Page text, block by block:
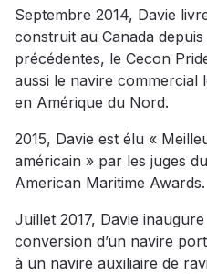
Septembre 2014, Davie
construit au Canada
précédentes, le Cecon
aussi le navire commercial
en Amérique du Nord.
2015, Davie est élu «
américain » par les juges
American Maritime Awards.
Juillet 2017, Davie
conversion d’un navire
à un navire auxiliaire de